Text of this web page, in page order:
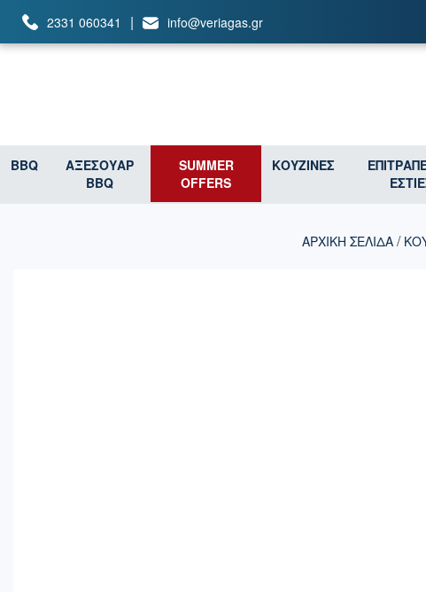
2331 060341 | info@veriagas.gr
BBQ
ΑΞΕΣΟΥΑΡ
BBQ
SUMMER
OFFERS
ΚΟΥΖΙΝΕΣ
ΑΡΧΙΚΉ ΣΕΛΊΔΑ/